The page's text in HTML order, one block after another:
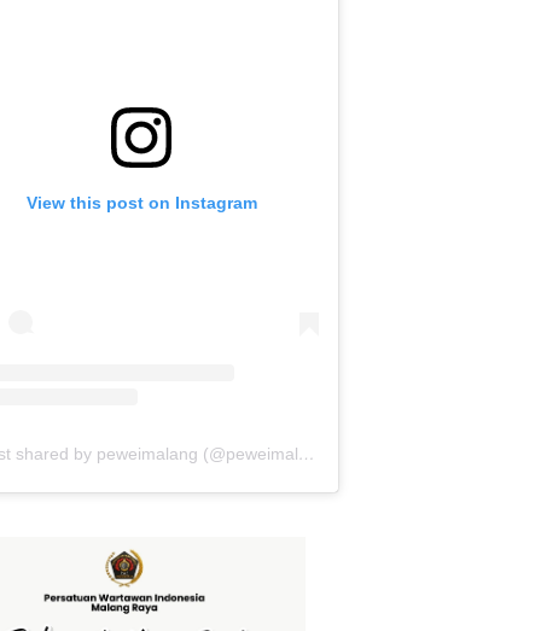
View this post on Instagram
A post shared by peweimalang (@peweimalang)